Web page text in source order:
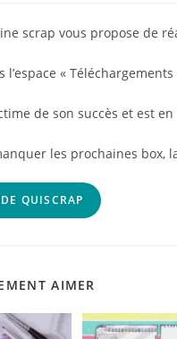
scrap vous propose de
«
de son succès et est
les prochaines box,
QUISCRAP
AIMER